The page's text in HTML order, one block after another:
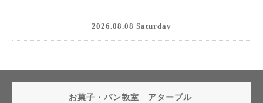
2026.08.08 Saturday
お菓子・パン教室 アターブル